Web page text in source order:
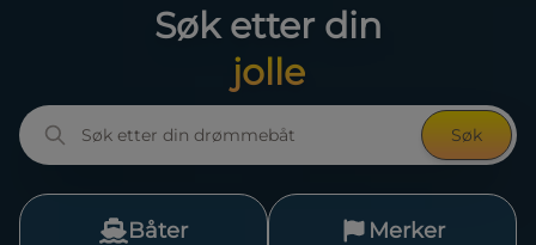
Søk etter din
daycruiser
Søk
Båter Merker